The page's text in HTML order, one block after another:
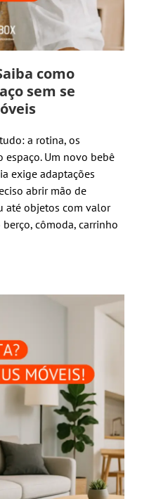
como
sem se
a rotina, os
Um novo bebê
exige adaptações
abrir mão de
até objetos com valor
cômoda, carrinho